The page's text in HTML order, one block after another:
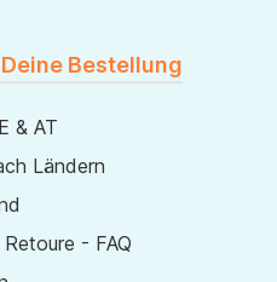
Bestellung
& AT
Ländern
- FAQ